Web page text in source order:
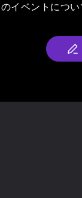
イベントについ